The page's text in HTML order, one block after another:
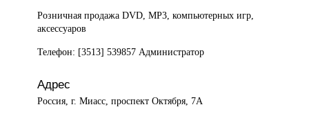
Розничная продажаDVD, MP3, компьютерных игр,
аксессуаров
Телефон: [3513] 539857 Администратор
Адрес
Россия, г. Миасс, проспект Октября, 7А